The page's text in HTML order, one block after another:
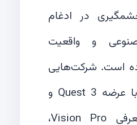
در ادغام
و واقعیت
است. شرکت‌هایی
مانند متا با عرضه Quest 3 و
اپل با معرفی Vision Pro،